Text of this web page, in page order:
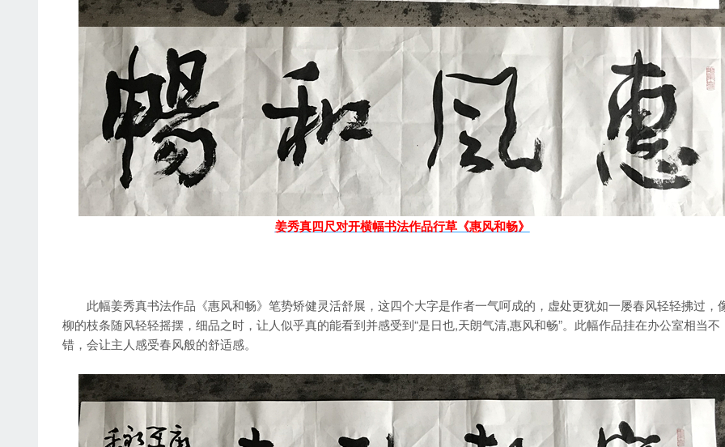
姜秀真四尺对开横幅书法作品行草《惠风和畅》
此幅姜秀真书法作品《惠风和畅》笔势矫健灵活舒展，这四个大字是作者一气呵成的，虚处更犹如一屡春风轻轻拂过，
柳的枝条随风轻轻摇摆，细品之时，让人似乎真的能看到并感受到“是日也,天朗气清,惠风和畅”。此幅作品挂在办公室相当不
错，会让主人感受春风般的舒适感。